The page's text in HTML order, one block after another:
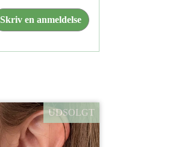
Skriv en anmeldelse
UDSOLGT